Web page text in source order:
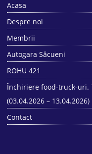
Acasa
Despre noi
Membrii
Autogara Săcueni
ROHU 421
Închiriere food-truck-uri.
(03.04.2026 – 13.04.2026)
Contact